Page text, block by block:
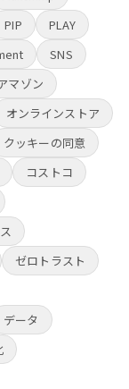
PIP
PLAY
SNS
マゾン
オンラインストア
クッキーの同意
コストコ
ゼロトラスト
データ